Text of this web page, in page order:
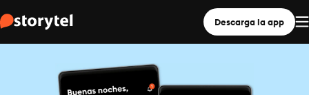
Descarga la app